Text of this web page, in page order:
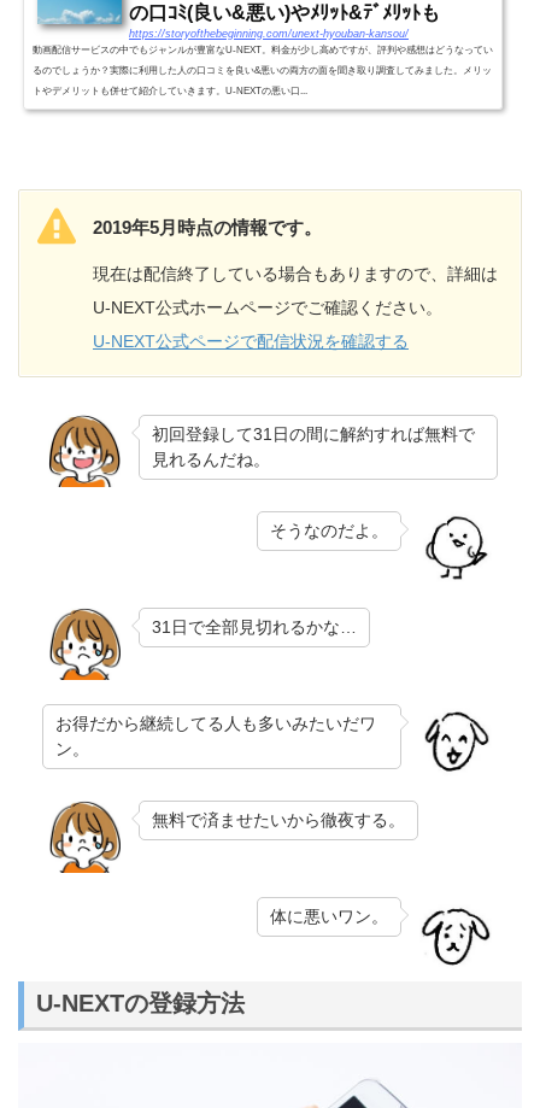
の口ｺﾐ(良い&悪い)やﾒﾘｯﾄ&ﾃﾞﾒﾘｯﾄも
https://storyofthebeginning.com/unext-hyouban-kansou/
動画配信サービスの中でもジャンルが豊富なU-NEXT。料金が少し高めですが、評判や感想はどうなってい
るのでしょうか？実際に利用した人の口コミを良い&悪いの両方の面を聞き取り調査してみました。メリッ
トやデメリットも併せて紹介していきます。U-NEXTの悪い口...
2019年5月時点の情報です。
現在は配信終了している場合もありますので、詳細は
U-NEXT公式ホームページでご確認ください。
U-NEXT公式ページで配信状況を確認する
初回登録して31日の間に解約すれば無料で
見れるんだね。
そうなのだよ。
31日で全部見切れるかな…
お得だから継続してる人も多いみたいだワ
ン。
無料で済ませたいから徹夜する。
体に悪いワン。
U-NEXTの登録方法